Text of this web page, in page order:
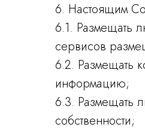
6. Настоящим
6.1. Размещать
сервисов
6.2. Размещать
информацию;
6.3. Размещать
собственности;